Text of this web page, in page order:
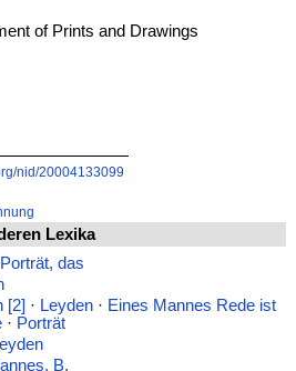
of Prints and Drawings
nid/20004133099
Lexika
Porträt, das
[2] · Leyden· Eines Mannes Rede ist
· Porträt
B.